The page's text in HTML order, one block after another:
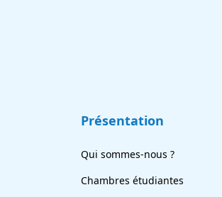
Présentation
Qui sommes-nous ?
Chambres étudiantes